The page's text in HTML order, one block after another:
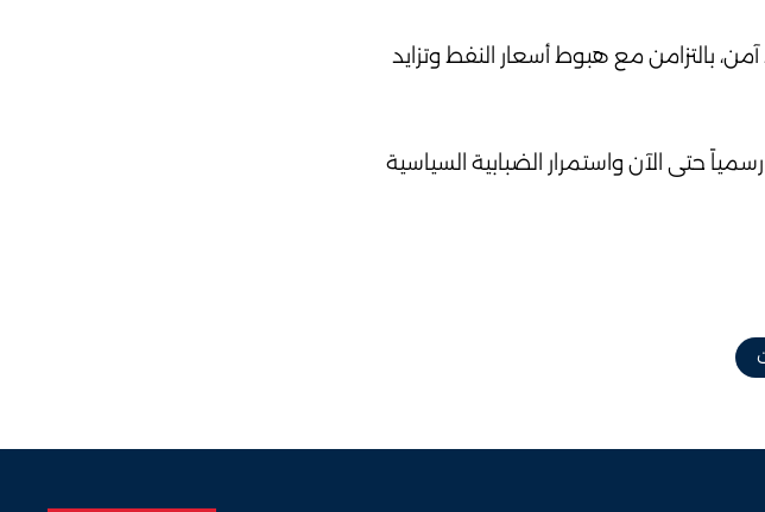
بالتزامن مع هبوط أسعار النفط وتزايد
حتى الآن واستمرار الضبابية السياسية